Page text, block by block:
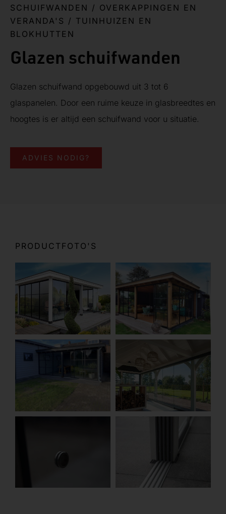
SCHUIFWANDEN / OVERKAPPINGEN EN
VERANDA'S / TUINHUIZEN EN
BLOKHUTTEN
Glazen schuifwanden
Glazen schuifwand opgebouwd uit 3 tot 6
glaspanelen. Door een ruime keuze in glasbreedtes en
hoogtes is er altijd een schuifwand voor u situatie.
ADVIES NODIG?
PRODUCTFOTO'S